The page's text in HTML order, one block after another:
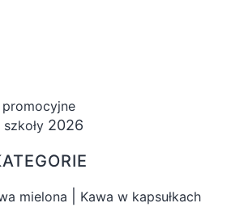
2026
mielona
Kawa w kapsułkach